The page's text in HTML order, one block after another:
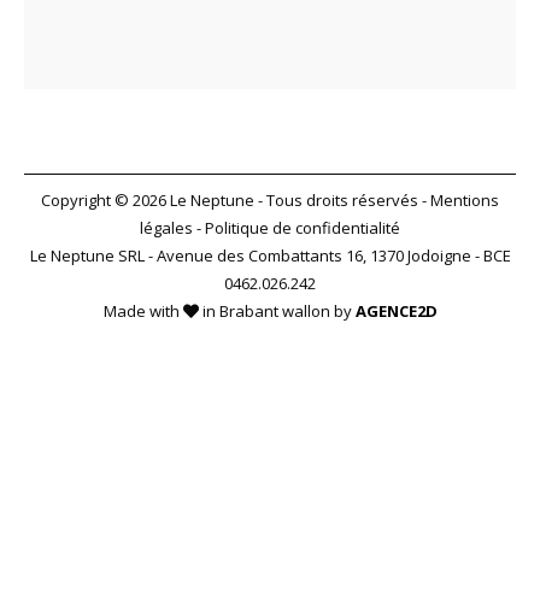
Copyright © 2026 Le Neptune - Tous droits réservés -Mentions
légales -Politique de confidentialité
Le Neptune SRL - Avenue des Combattants 16, 1370 Jodoigne - BCE
0462.026.242
Made with
in Brabant wallon byAGENCE2D